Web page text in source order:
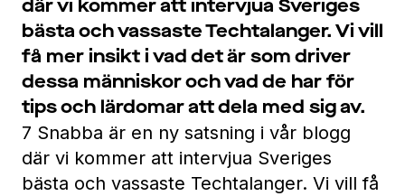
där vi kommer att intervjua Sveriges
bästa och vassaste Techtalanger. Vi vill
få mer insikt i vad det är som driver
dessa människor och vad de har för
tips och lärdomar att dela med sig av.
7 Snabba är en ny satsning i vår blogg
där vi kommer att intervjua Sveriges
bästa och vassaste Techtalanger. Vi vill få